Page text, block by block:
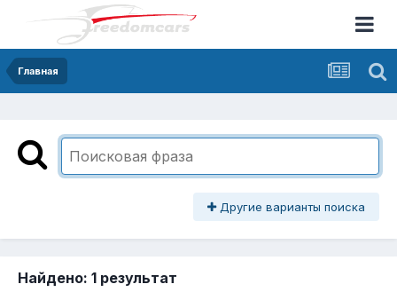
Главная
Другие варианты поиска
Найдено: 1 результат